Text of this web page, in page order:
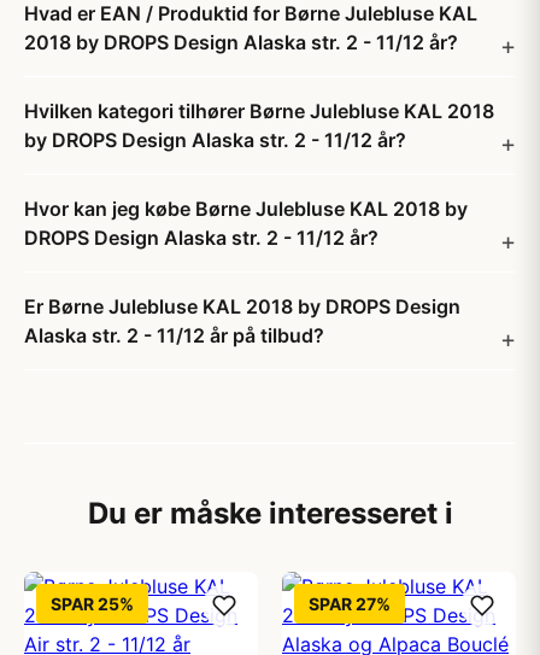
Hvad er EAN / Produktid for Børne Julebluse KAL
2018 by DROPS Design Alaska str. 2 - 11/12 år?
Hvilken kategori tilhører Børne Julebluse KAL 2018
by DROPS Design Alaska str. 2 - 11/12 år?
Hvor kan jeg købe Børne Julebluse KAL 2018 by
DROPS Design Alaska str. 2 - 11/12 år?
Er Børne Julebluse KAL 2018 by DROPS Design
Alaska str. 2 - 11/12 år på tilbud?
Du er måske interesseret i
SPAR 25% SPAR 27%